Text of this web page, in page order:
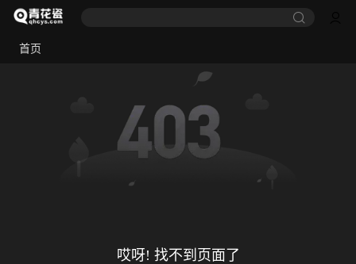
首页
哎呀! 找不到页面了